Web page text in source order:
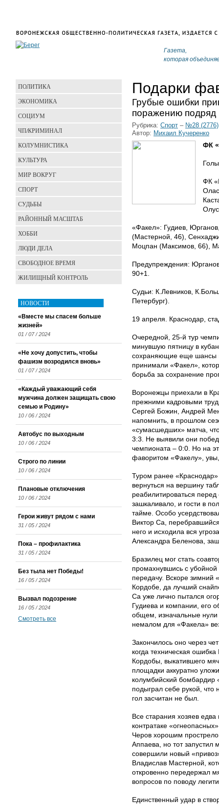
Газета,
которая
Подарки
Грубые ошибки
поражению подряд
Рубрика: Спорт – №28 (2776)
Автор: Михаил Кучеренко
ФК
ФК
«Факел»: Гудиев,
(Мастерной, 46),
Моцпан (Максимов, 66),
Предупреждения:
90+1.
Судьи: К.Левников,
Петербург).
19 апреля. Краснодар,
Очередной, 25-й тур
минувшую пятницу в
сохраняющие еще шансы
принимали «Факел»,
борьба за сохранение
Воронежцы приехали в
прежними кадровыми
Сергей Божин, Андрей
напомнить, в прошлом
«сумасшедших» матча,
3:3. Не выявили они
чемпионата – 0:0. Но на
фаворитом «Факелу»,
Туром ранее
вернуться на вершину
реабилитироваться
зашкаливало, и гости в
тайме. Особо
Виктор Са,
него и исходила вся
Александра Беленова,
Бразилец мог стать
промахнувшись с
передачу. Вскоре зимний
Кордобе, да лучший
Са уже лично пытался
Гудиева и компании, его
общем, изначальные нули
немалом для «Факела»
Закончилось оно через
когда техническая
Кордобы, выкатившего
площадки аккуратно
колумбийский бомбардир
подыграл себе рукой, что
гол засчитан не был.
Все старания хозяев
контратаке
Черов хорошим
Аппаева, но тот
совершили новый
Владислав Мастерной,
откровенно передержал
вопросов по поводу
Единственный удар в
ПОЛИТИКА
ЭКОНОМИКА
СОЦИУМ
ЧП/КРИМИНАЛ
КОЛУМНИСТИКА
КУЛЬТУРА
МИР ВОКРУГ
СПОРТ
СУДЬБЫ
РАЙОННЫЙ МАСШТАБ
ХОББИ
ЛЮДИ ДЕЛА
СВОБОДНОЕ ВРЕМЯ
ЖИЛИЩНЫЙ КОНТРОЛЬ
НОВОСТИ
«Вместе мы спасем больше
жизней»
01 / 07 / 2024
«Не хочу допустить, чтобы
фашизм возродился вновь»
01 / 07 / 2024
«Каждый уважающий себя
мужчина должен защищать свою
семью и Родину»
10 / 06 / 2024
Автобус по выходным
10 / 06 / 2024
Строго по линии
10 / 06 / 2024
Плановые отключения
10 / 06 / 2024
Герои живут рядом с нами
31 / 05 / 2024
Пока – профилактика
31 / 05 / 2024
Без тыла нет Победы!
16 / 05 / 2024
Вызвал подозрение
16 / 05 / 2024
Смотреть все